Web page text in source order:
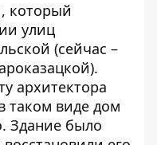
который
улиц
(сейчас –
архитектора
таком виде дом
Здание было